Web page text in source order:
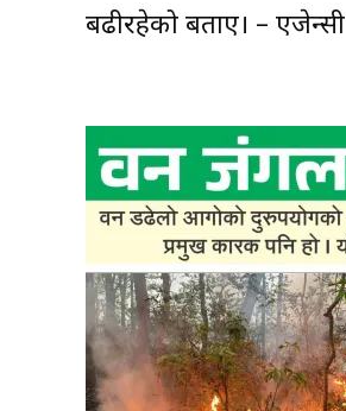
बढीरहेको बताए। – एजेन्सी